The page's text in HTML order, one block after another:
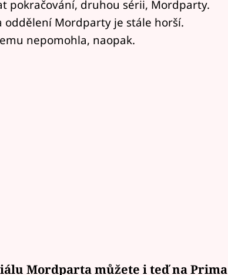
pokračování, druhou sérii, Mordparty.
oddělení Mordparty je stále horší.
nepomohla, naopak.
Mordparta můžete i teď naPrima